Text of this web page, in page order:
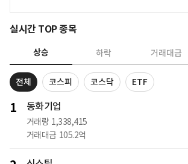
실시간 TOP 종목
상승 하락 거래대금
전체 코스피 코스닥 ETF
1 동화기업
거래량 1,338,415
거래대금 105.2억